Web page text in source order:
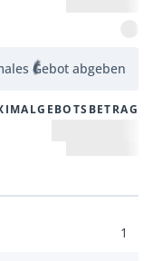
Gebot abgeben
1